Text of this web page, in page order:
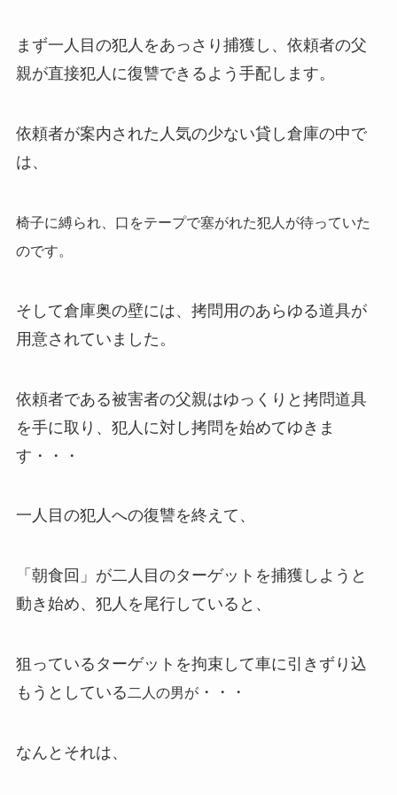
まず一人目の犯人をあっさり捕獲し、依頼者の父
親が直接犯人に復讐できるよう手配します。
依頼者が案内された人気の少ない貸し倉庫の中で
は、
椅子に縛られ、口をテープで塞がれた犯人が待っていた
のです。
そして倉庫奥の壁には、拷問用のあらゆる道具が
用意されていました。
依頼者である被害者の父親はゆっくりと拷問道具
を手に取り、犯人に対し拷問を始めてゆきま
す・・・
一人目の犯人への復讐を終えて、
「朝食回」が二人目のターゲットを捕獲しようと
動き始め、犯人を尾行していると、
狙っているターゲットを拘束して車に引きずり込
もうとしている 二人の男が・・・
なんとそれは、